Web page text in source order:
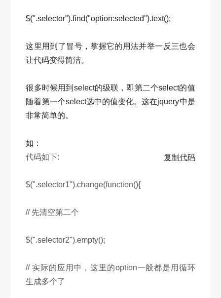
$(".selector").find("option:selected").text();
这里用到了冒号，掌握它的用法并举一反三也会
让代码变得简洁。
很多时候用到select的级联，即第二个select的值
随着第一个select选中的值变化。这在jquery中是
非常简单的。
如：
复制代码
代码如下:
$(".selector1").change(function(){
// 先清空第二个
$(".selector2").empty();
// 实际的应用中，这里的option一般都是用循环
生成多个了